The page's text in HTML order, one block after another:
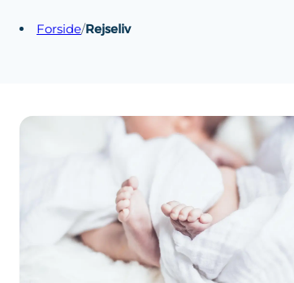
Forside/Rejseliv